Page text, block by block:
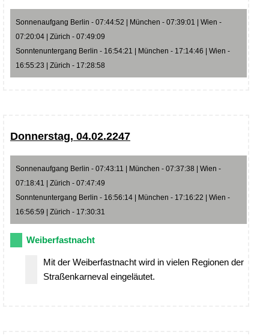
Sonnenaufgang Berlin - 07:44:52 | München - 07:39:01 | Wien -
07:20:04 | Zürich - 07:49:09
Sonntenuntergang Berlin - 16:54:21 | München - 17:14:46 | Wien -
16:55:23 | Zürich - 17:28:58
Donnerstag, 04.02.2247
Sonnenaufgang Berlin - 07:43:11 | München - 07:37:38 | Wien -
07:18:41 | Zürich - 07:47:49
Sonntenuntergang Berlin - 16:56:14 | München - 17:16:22 | Wien -
16:56:59 | Zürich - 17:30:31
Weiberfastnacht
Mit der Weiberfastnacht wird in vielen Regionen der
Straßenkarneval eingeläutet.